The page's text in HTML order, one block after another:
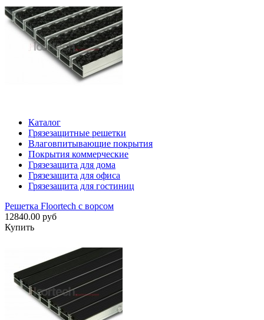
Каталог
Грязезащитные решетки
Влаговпитывающие покрытия
Покрытия коммерческие
Грязезащита для дома
Грязезащита для офиса
Грязезащита для гостиниц
Решетка Floortech с ворсом
12840.00 руб
Купить